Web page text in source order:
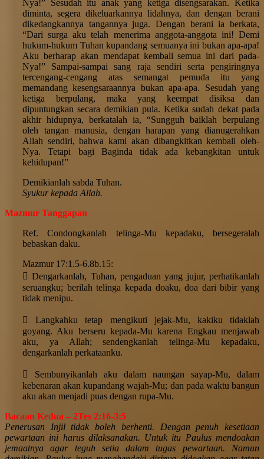
Nya!” Sesudah itu anak yang ketiga disengsarakan. Ketika
diminta, segera dikeluarkannya lidahnya, dan dengan berani
dikedangkannya tangannya juga. Dengan berani ia berkata,
“Dari surga aku telah menerima anggota-anggota ini! Demi
hukum-hukum Tuhan kupandang semuanya ini bukan apa-apa!
Aku berharap akan mendapat kembali semua ini dari pada-
Nya!” Sampai-sampai sang raja sendiri serta pengiringnya
tercengang-cengang atas semangat pemuda itu yang
memandang kesengsaraannya bukan apa-apa. Sesudah yang
ketiga berpulang, maka yang keempat disiksa dan
dipuntungkan secara demikian pula. Ketika sudah dekat pada
akhir hidupnya, berkatalah ia, “Sungguh baiklah berpulang
oleh tangan manusia, dengan harapan yang dianugerahkan
Allah sendiri, bahwa kami akan dibangkitkan kembali oleh-
Nya. Tetapi bagi Baginda tidak ada kebangkitan untuk
kehidupan!”
Demikianlah sabda Tuhan.
Syukur kepada Allah.
Mazmur Tanggapan
Ref. Condongkanlah telinga-Mu kepadaku, bersegeralah
bebaskan daku.
Mazmur 17:1.5-6.8b.15:
 Dengarkanlah, Tuhan, pengaduan yang jujur, perhatikanlah
seruangku; berilah telinga kepada doaku, doa dari bibir yang
tidak menipu.
 Langkahku tetap mengikuti jejak-Mu, kakiku tidaklah
goyang. Aku berseru kepada-Mu karena Engkau menjawab
aku, ya Allah; sendengkanlah telinga-Mu kepadaku,
dengarkanlah perkataanku.
 Sembunyikanlah aku dalam naungan sayap-Mu, dalam
kebenaran akan kupandang wajah-Mu; dan pada waktu bangun
aku akan menjadi puas dengan rupa-Mu.
Bacaan Kedua – 2Tes 2:16-3:5
Penerusan Injil tidak boleh berhenti. Dengan penuh kesetiaan
pewartaan ini harus dilaksanakan. Untuk itu Paulus mendoakan
jemaatnya agar teguh setia dalam tugas pewartaan. Namun